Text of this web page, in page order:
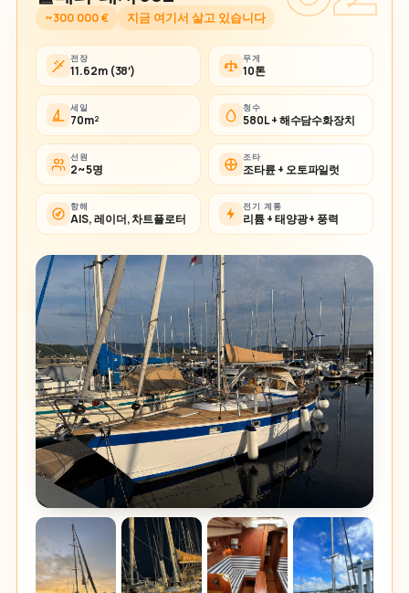
~300 000 € 지금 여기서 살고 있습니다
전장
11.62m (38′)
무게
10톤
세일
70m²
청수
580L + 해수담수화장치
선원
2~5명
조타
조타륜 + 오토파일럿
항해
AIS, 레이더, 차트플로터
전기 계통
리튬 + 태양광 + 풍력